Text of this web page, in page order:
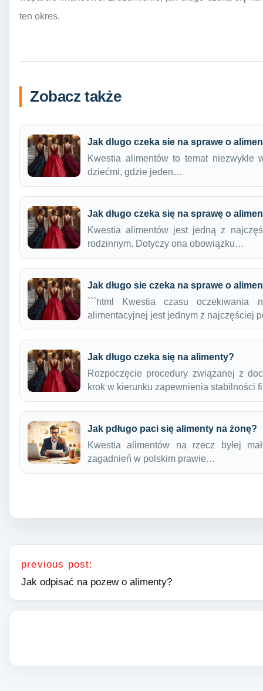
ten okres.
Zobacz także
Jak dlugo czeka sie na sprawe o
Kwestia alimentów to temat niezwykle
dziećmi, gdzie jeden…
Jak długo czeka się na sprawę o
Kwestia alimentów jest jedną z
rodzinnym. Dotyczy ona obowiązku…
Jak długo sie czeka na sprawe o
```html Kwestia czasu oczekiwania
alimentacyjnej jest jednym z najczęściej
Jak długo czeka się na alimenty?
Rozpoczęcie procedury związanej z
krok w kierunku zapewnienia stabilności
Jak pdługo paci się alimenty na żonę?
Kwestia alimentów na rzecz byłej
zagadnień w polskim prawie…
Nawigacja wpisu
previous post:
Jak odpisać na pozew o alimenty?